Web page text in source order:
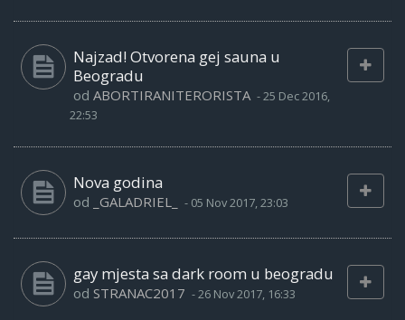
Najzad! Otvorena gej sauna u
Beogradu
od ABORTIRANITERORISTA -25 Dec 2016,
22:53
Nova godina
od _GALADRIEL_ - 05 Nov 2017, 23:03
gay mjesta sa dark room u beogradu
od STRANAC2017 -26 Nov 2017, 16:33